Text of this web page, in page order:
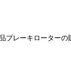
レーキローターの